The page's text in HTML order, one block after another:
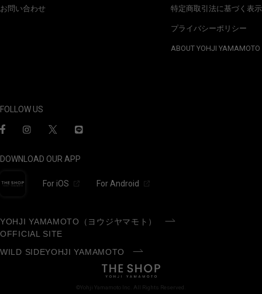
お問い合わせ 特定商取引法に基づく表示
プライバシーポリシー
ABOUT YOHJI YAMAMOTO
FOLLOW US
DOWNLOAD OUR APP
For iOS For Android
YOHJI YAMAMOTO（ヨウジヤマモト）
OFFICIAL SITE
WILD SIDEYOHJI YAMAMOTO
©Yohji Yamamoto Inc. All Rights Reserved.